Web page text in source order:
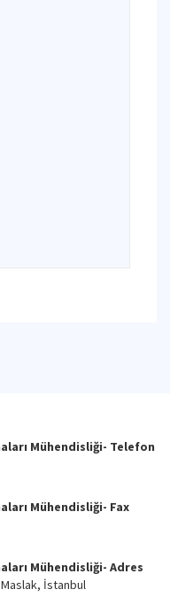
Mühendisliği- Telefon
Mühendisliği- Fax
Mühendisliği- Adres
İstanbul